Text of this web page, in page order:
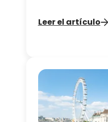
distinto? Tootbus
guía de
Leer el artículo